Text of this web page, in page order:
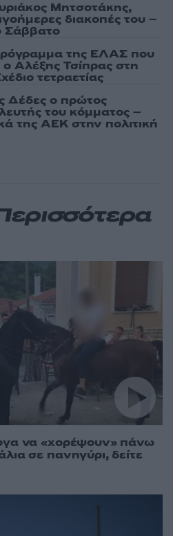
Μητσοτάκης,
διακοπές του –
Σάββατο
της ΕΛΑΣ που
Αλέξης Τσίπρας στη
τετραετίας
ο πρώτος
του κόμματος –
της ΑΕΚ στην πολιτική
να «χορέψουν» πάνω
σε πανηγύρι, δείτε